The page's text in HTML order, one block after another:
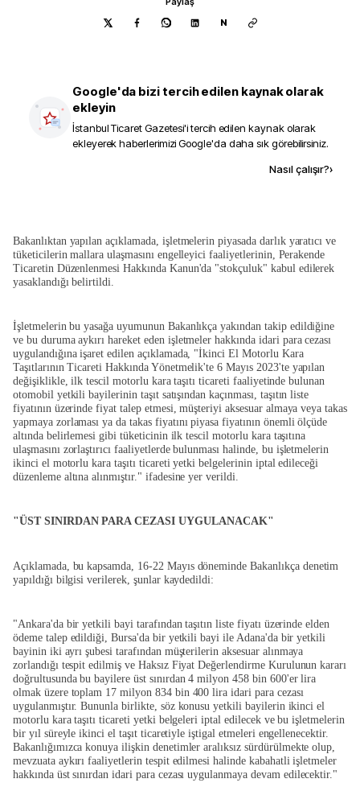
N
Google'da bizi tercih edilen kaynak olarak
ekleyin
İstanbul Ticaret Gazetesi'i tercih edilen kaynak olarak
ekleyerek haberlerimizi Google'da daha sık görebilirsiniz.
Nasıl çalışır?›
Bakanlıktan yapılan açıklamada, işletmelerin piyasada darlık yaratıcı ve
tüketicilerin mallara ulaşmasını engelleyici faaliyetlerinin, Perakende
Ticaretin Düzenlenmesi Hakkında Kanun'da "stokçuluk" kabul edilerek
yasaklandığı belirtildi.
İşletmelerin bu yasağa uyumunun Bakanlıkça yakından takip edildiğine
ve bu duruma aykırı hareket eden işletmeler hakkında idari para cezası
uygulandığına işaret edilen açıklamada, "İkinci El Motorlu Kara
Taşıtlarının Ticareti Hakkında Yönetmelik'te 6 Mayıs 2023'te yapılan
değişiklikle, ilk tescil motorlu kara taşıtı ticareti faaliyetinde bulunan
otomobil yetkili bayilerinin taşıt satışından kaçınması, taşıtın liste
fiyatının üzerinde fiyat talep etmesi, müşteriyi aksesuar almaya veya takas
yapmaya zorlaması ya da takas fiyatını piyasa fiyatının önemli ölçüde
altında belirlemesi gibi tüketicinin ilk tescil motorlu kara taşıtına
ulaşmasını zorlaştırıcı faaliyetlerde bulunması halinde, bu işletmelerin
ikinci el motorlu kara taşıtı ticareti yetki belgelerinin iptal edileceği
düzenleme altına alınmıştır." ifadesine yer verildi.
"ÜST SINIRDAN PARA CEZASI UYGULANACAK"
Açıklamada, bu kapsamda, 16-22 Mayıs döneminde Bakanlıkça denetim
yapıldığı bilgisi verilerek, şunlar kaydedildi:
"Ankara'da bir yetkili bayi tarafından taşıtın liste fiyatı üzerinde elden
ödeme talep edildiği, Bursa'da bir yetkili bayi ile Adana'da bir yetkili
bayinin iki ayrı şubesi tarafından müşterilerin aksesuar alınmaya
zorlandığı tespit edilmiş ve Haksız Fiyat Değerlendirme Kurulunun kararı
doğrultusunda bu bayilere üst sınırdan 4 milyon 458 bin 600'er lira
olmak üzere toplam 17 milyon 834 bin 400 lira idari para cezası
uygulanmıştır. Bununla birlikte, söz konusu yetkili bayilerin ikinci el
motorlu kara taşıtı ticareti yetki belgeleri iptal edilecek ve bu işletmelerin
bir yıl süreyle ikinci el taşıt ticaretiyle iştigal etmeleri engellenecektir.
Bakanlığımızca konuya ilişkin denetimler aralıksız sürdürülmekte olup,
mevzuata aykırı faaliyetlerin tespit edilmesi halinde kabahatli işletmeler
hakkında üst sınırdan idari para cezası uygulanmaya devam edilecektir."